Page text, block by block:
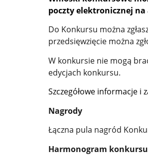
poczty elektronicznej
Do Konkursu można
przedsięwzięcie można
W konkursie nie mogą
edycjach konkursu.
Szczegółowe informacje i
Nagrody
Łączna pula nagród
Harmonogram konkursu